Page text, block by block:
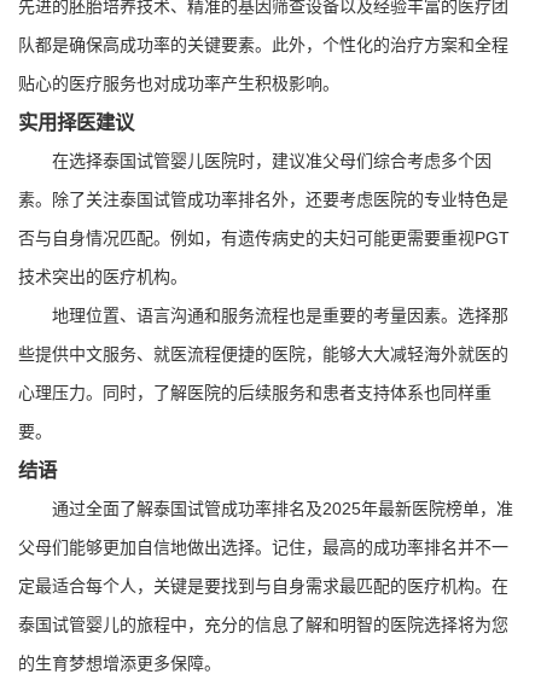
先进的胚胎培养技术、精准的基因筛查设备以及经验丰富的医疗团
队都是确保高成功率的关键要素。此外，个性化的治疗方案和全程
贴心的医疗服务也对成功率产生积极影响。
实用择医建议
在选择泰国试管婴儿医院时，建议准父母们综合考虑多个因
素。除了关注泰国试管成功率排名外，还要考虑医院的专业特色是
否与自身情况匹配。例如，有遗传病史的夫妇可能更需要重视PGT
技术突出的医疗机构。
地理位置、语言沟通和服务流程也是重要的考量因素。选择那
些提供中文服务、就医流程便捷的医院，能够大大减轻海外就医的
心理压力。同时，了解医院的后续服务和患者支持体系也同样重
要。
结语
通过全面了解泰国试管成功率排名及2025年最新医院榜单，准
父母们能够更加自信地做出选择。记住，最高的成功率排名并不一
定最适合每个人，关键是要找到与自身需求最匹配的医疗机构。在
泰国试管婴儿的旅程中，充分的信息了解和明智的医院选择将为您
的生育梦想增添更多保障。